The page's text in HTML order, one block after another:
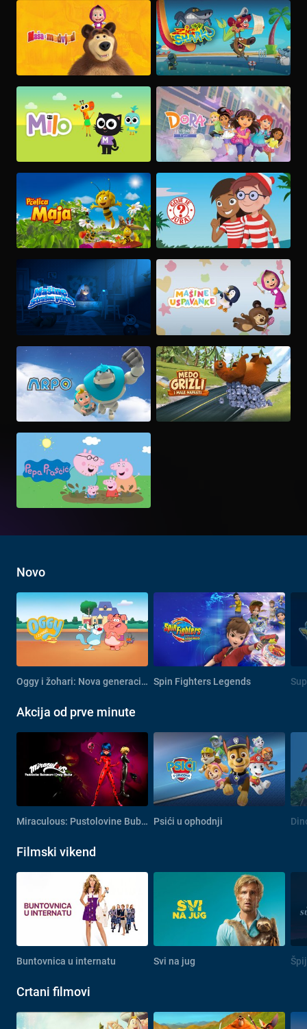
Novo
Oggy i žohari: Nova generacija Spin Fighters Legends
Akcija od prve minute
Miraculous: Pustolovine Bubamare i Crnog Mačka Psići u ophodnji
Filmski vikend
Buntovnica u internatu Svi na jug
Crtani filmovi